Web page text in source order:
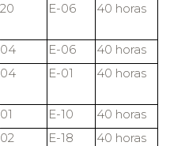
20 E-06 40 horas
04 E-06
40 horas
04 E-01 40 horas
01 E-10
40 horas
02 E-18
40 horas